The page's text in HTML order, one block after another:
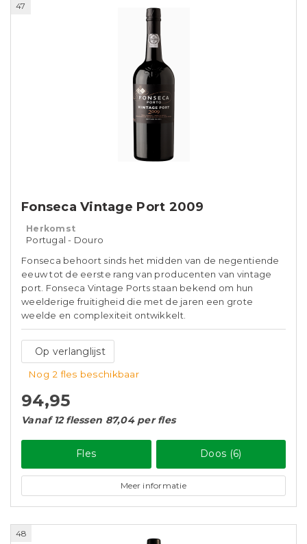
47
Fonseca Vintage Port 2009
Herkomst
Portugal - Douro
Fonseca behoort sinds het midden van de negentiende
eeuw tot de eerste rang van producenten van vintage
port. Fonseca Vintage Ports staan ​​bekend om hun
weelderige fruitigheid die met de jaren een grote
weelde en complexiteit ontwikkelt.
Op verlanglijst
Nog 2 fles beschikbaar
94,95
Vanaf 12 flessen 87,04 per fles
Fles Doos (6)
Meer informatie
48